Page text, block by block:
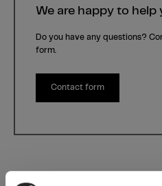
We are happy to help
Do you have any questions?
form.
Contact form